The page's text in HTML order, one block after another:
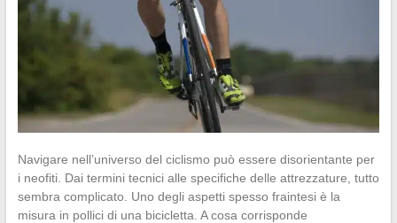
Navigare nell’universo del ciclismo può essere disorientante per
i neofiti. Dai termini tecnici alle specifiche delle attrezzature, tutto
sembra complicato. Uno degli aspetti spesso fraintesi è la
misura in pollici di una bicicletta. A cosa corrisponde